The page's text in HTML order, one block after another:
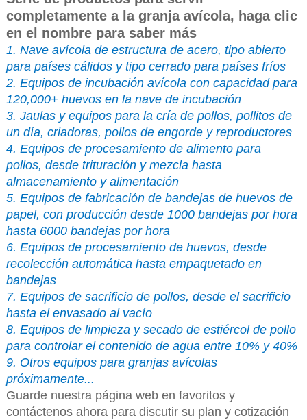
completamente a la granja avícola, haga clic
en el nombre para saber más
1. Nave avícola de estructura de acero, tipo abierto
para países cálidos y tipo cerrado para países fríos
2. Equipos de incubación avícola con capacidad para
120,000+ huevos en la nave de incubación
3. Jaulas y equipos para la cría de pollos, pollitos de
un día, criadoras, pollos de engorde y reproductores
4. Equipos de procesamiento de alimento para
pollos, desde trituración y mezcla hasta
almacenamiento y alimentación
5. Equipos de fabricación de bandejas de huevos de
papel, con producción desde 1000 bandejas por hora
hasta 6000 bandejas por hora
6. Equipos de procesamiento de huevos, desde
recolección automática hasta empaquetado en
bandejas
7. Equipos de sacrificio de pollos, desde el sacrificio
hasta el envasado al vacío
8. Equipos de limpieza y secado de estiércol de pollo
para controlar el contenido de agua entre 10% y 40%
9. Otros equipos para granjas avícolas
próximamente...
Guarde nuestra página web en favoritos y
contáctenos ahora para discutir su plan y cotización